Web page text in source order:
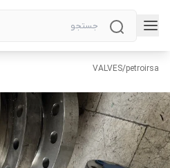
petroirsa
/
VALVES